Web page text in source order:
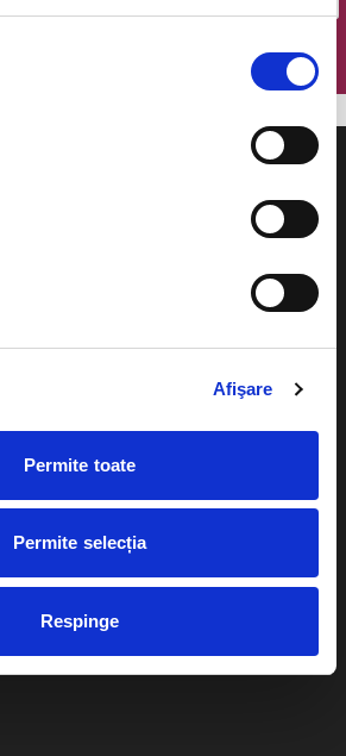
Afişare
Permite toate
Permite selecția
Respinge
Plata online sau cash
Livrare prin curier
Duplicare bilete